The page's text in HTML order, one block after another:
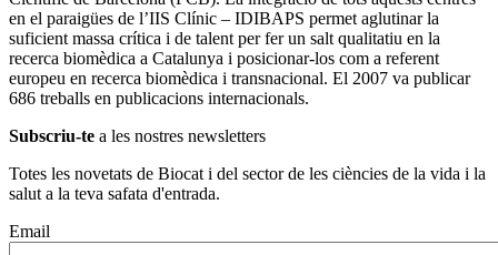
en el paraigües de l’IIS Clínic – IDIBAPS permet aglutinar la
suficient massa crítica i de talent per fer un salt qualitatiu en la
recerca biomèdica a Catalunya i posicionar-los com a referent
europeu en recerca biomèdica i transnacional. El 2007 va publicar
686 treballs en publicacions internacionals.
Subscriu-te a les nostres newsletters
Totes les novetats de Biocat i del sector de les ciències de la vida i la
salut a la teva safata d'entrada.
Email